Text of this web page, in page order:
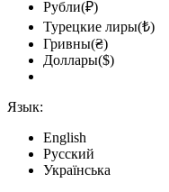
Рубли(₽)
Турецкие лиры(₺)
Гривны(₴)
Доллары($)
Язык:
English
Русский
Українська